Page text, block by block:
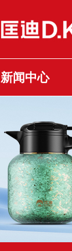
新闻中心